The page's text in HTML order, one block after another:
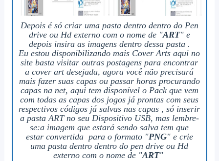
Depois é só criar uma pasta dentro dentro do Pen
drive ou Hd externo com o nome de "ART" e
depois insira as imagens dentro dessa pasta .
Eu estou disponibilizando mais Cover Arts aqui no
site basta visitar outras postagens para encontrar
a cover art desejada, agora você não precisará
mais fazer suas capas ou passar horas procurando
capas na net, aqui tem disponível o Pack que vem
com todas as capas dos jogos já prontas com seus
respectivos códigos já salvas nas capas , só inserir
a pasta ART no seu Dispositivo USB, mas lembre-
se:a imagem que estará sendo salva tem que
estar convertida para o formato "PNG" e crie
uma pasta dentro dentro do pen drive ou Hd
externo com o nome de "ART"